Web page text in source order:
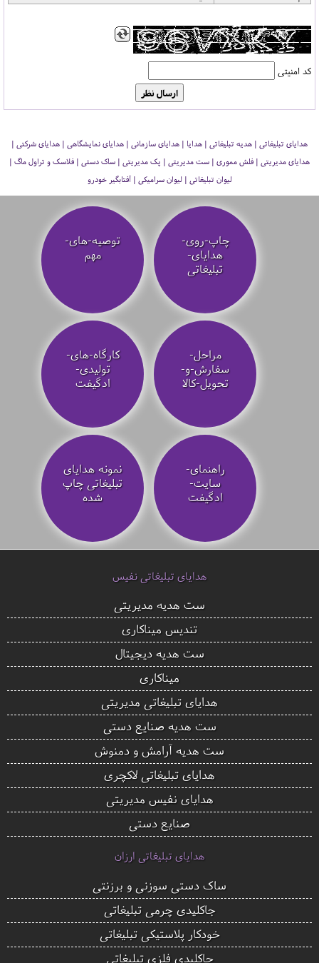
کد امنیتی
هدایای تبلیغاتی | هدیه تبلیغاتی | هدایا | هدایای سازمانی | هدایای نمایشگاهی | هدایای شرکتی |
هدایای مدیریتی | فلش مموری | ست مدیریتی | پک مدیریتی | ساک دستی | فلاسک و تراول ماگ |
لیوان تبلیغاتی | لیوان سرامیکی | آفتابگیر خودرو
چاپ-روی-
هدایای-
تبلیغاتی
توصیه‌-های-
مهم
مراحل-
سفارش-و-
تحویل-کالا
کارگاه-های-
تولیدی-
ادگیفت
راهنمای-
سایت-
ادگیفت
نمونه هدایای
تبلیغاتی چاپ
شده
هدایای تبلیغاتی نفیس
ست هدیه مدیریتی
تندیس میناکاری
ست هدیه دیجیتال
میناکاری
هدایای تبلیغاتی مدیریتی
ست هدیه صنایع دستی
ست هدیه آرامش و دمنوش
هدایای تبلیغاتی لاکچری
هدایای نفیس مدیریتی
صنایع دستی
هدایای تبلیغاتی ارزان
ساک دستی سوزنی و برزنتی
جاکلیدی چرمی تبلیغاتی
خودکار پلاستیکی تبلیغاتی
جاکلیدی فلزی تبلیغاتی